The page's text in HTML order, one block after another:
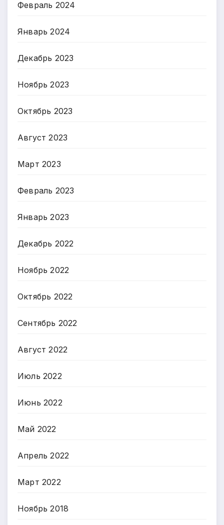
Февраль 2024
Январь 2024
Декабрь 2023
Ноябрь 2023
Октябрь 2023
Август 2023
Март 2023
Февраль 2023
Январь 2023
Декабрь 2022
Ноябрь 2022
Октябрь 2022
Сентябрь 2022
Август 2022
Июль 2022
Июнь 2022
Май 2022
Апрель 2022
Март 2022
Ноябрь 2018